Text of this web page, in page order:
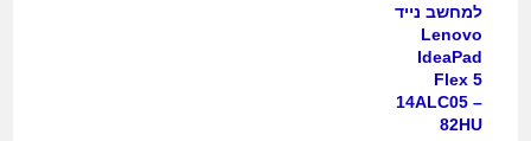
למחשב נייד
Lenovo
IdeaPad
Flex 5
14ALC05 –
82HU